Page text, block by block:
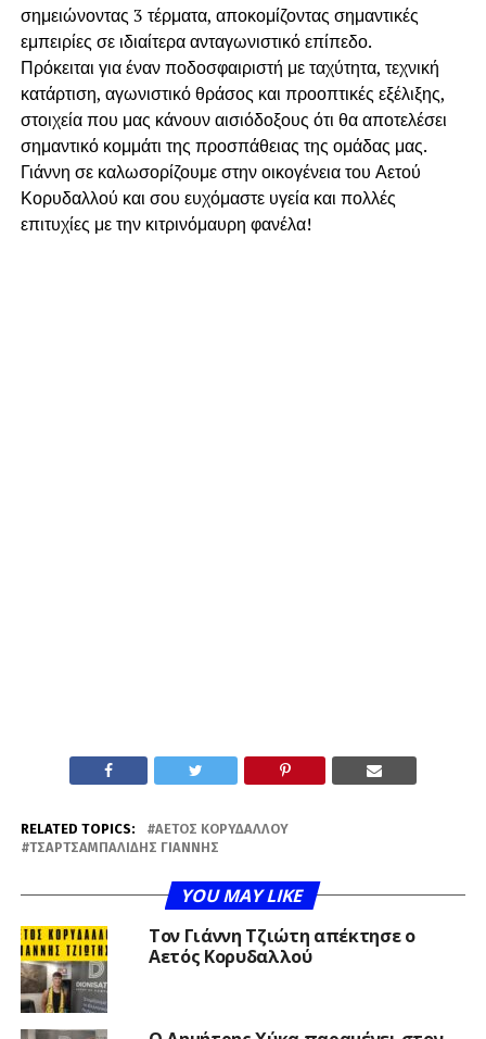
σημειώνοντας 3 τέρματα, αποκομίζοντας σημαντικές
εμπειρίες σε ιδιαίτερα ανταγωνιστικό επίπεδο.
Πρόκειται για έναν ποδοσφαιριστή με ταχύτητα, τεχνική
κατάρτιση, αγωνιστικό θράσος και προοπτικές εξέλιξης,
στοιχεία που μας κάνουν αισιόδοξους ότι θα αποτελέσει
σημαντικό κομμάτι της προσπάθειας της ομάδας μας.
Γιάννη σε καλωσορίζουμε στην οικογένεια του Αετού
Κορυδαλλού και σου ευχόμαστε υγεία και πολλές
επιτυχίες με την κιτρινόμαυρη φανέλα!
RELATED TOPICS:
ΑΕΤΌΣ ΚΟΡΥΔΑΛΛΟΎ
ΤΣΑΡΤΣΑΜΠΑΛΊΔΗΣ ΓΙΆΝΝΗΣ
YOU MAY LIKE
Τον Γιάννη Τζιώτη απέκτησε ο
Αετός Κορυδαλλού